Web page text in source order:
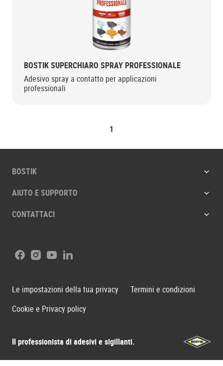
BOSTIK SUPERCHIARO SPRAY PROFESSIONALE
Adesivo spray a contatto per applicazioni
professionali
1
BOSTIK
AIUTO E SUPPORTO
CONTATTACI
Il professionista di adesivi e sigillanti.
Facebook
Instagram
YoutubeLinkedIn
Le impostazioni della tua privacy
Termini e condizioni
Cookie e Privacy policy